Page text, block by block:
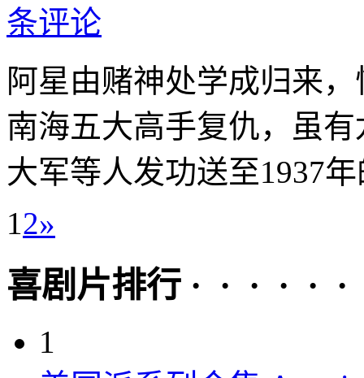
条评论
阿星由赌神处学成归来
南海五大高手复仇，虽
大军等人发功送至1937
1 2»
喜剧片排行 · · · · · ·
1